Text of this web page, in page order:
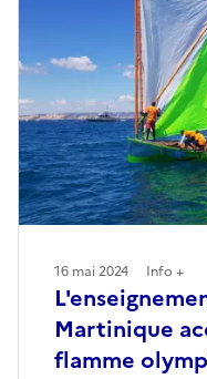
Martinique
flamme
16 mai 2024 Info +